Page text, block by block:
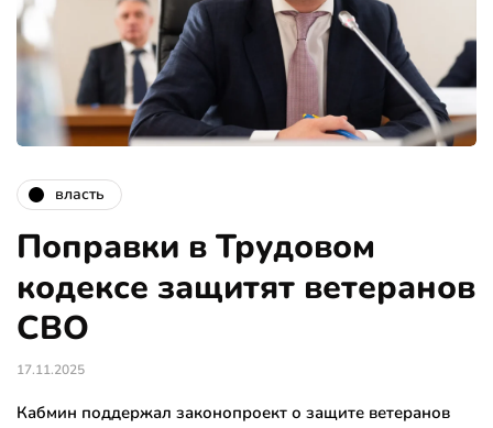
власть
Поправки в Трудовом
кодексе защитят ветеранов
СВО
17.11.2025
Кабмин поддержал законопроект о защите ветеранов